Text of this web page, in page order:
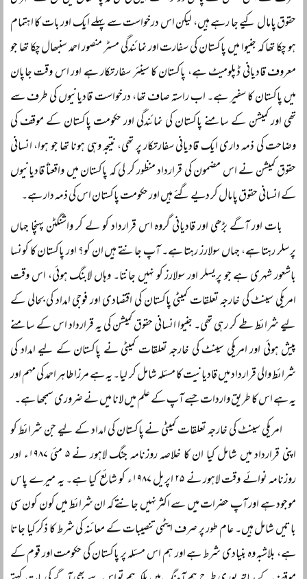
حقوق پامال کیے جا رہے ہیں، لیکن اس درخواست سے پہلے ایک اور بات کا اہتمام
ہو چکا تھا کہ جنیوا میں پاکستان کی سفارت اور نمائندگی مسٹر منصور احمد سنبھال چکا تھا جو
معروف قادیانی ڈپلومیٹ ہے، پاکستان کا سینئر سفارتکار ہے اور اس وقت جاپان
میں پاکستان کا سفیر ہے۔ اب راستہ صاف تھا، درخواست قادیانیوں کی طرف سے
تھی اور کمیشن کے سامنے پاکستان کی نمائندگی اور حکومت پاکستان کے موقف کی
وضاحت کی ذمہ داری ایک قادیانی سفارتکار پر تھی، نتیجہ وہی ہونا تھا جو ہوا، انسانی
حقوق کمیشن نے اس مضمون کی قرارداد منظور کر لی کہ پاکستان میں واقعتاً قادیانیوں
کے انسانی حقوق پامال کر دیے گئے ہیں اور حکومت پاکستان اس کی ذمہ دار ہے۔
بات اور آگے بڑھی اور قادیانی گروہ اس قرارداد کو لے کر واشنگٹن پہنچا جہاں
پرسلر رہتا ہے، جہاں سولارز رہتا ہے۔ آپ جانتے ہیں ان کو؟ اور پاکستان کا کونسا
باشعور شہری ہے جو پریسلر اور سولارز کو نہیں جانتا۔ وہاں لابنگ ہوئی، اس وقت
امریکی سینٹ کی خارجہ تعلقات کمیٹی پاکستان کی اقتصادی اور فوجی امداد کی بحالی کے
لیے شرائط طے کر رہی تھی۔ جنیوا انسانی حقوق کمیشن کی یہ قرارداد اس کے سامنے
پیش ہوئی اور امریکی سینٹ کی خارجہ تعلقات کمیٹی نے پاکستان کے لیے امداد کی
شرائط والی قرارداد میں قادیانیت کا مسئلہ شامل کر لیا۔ یہ ہے مرزا طاہر احمد کی مہم اور
یہ ہے اس کا طریق واردات جسے آپ کے علم میں لانا میں نے ضروری سمجھا ہے۔
امریکی سینٹ کی خارجہ تعلقات کمیٹی نے پاکستان کی امداد کے لیے جن شرائط کو
اپنی قرارداد میں شامل کیا ان کا خلاصہ روزنامہ جنگ لاہور نے ۵ مئی ۱۹۸۷ء اور
روزنامہ نوائے وقت لاہور نے ۲۵ اپریل ۱۹۸۷ء کو شائع کیا ہے۔ یہ میرے پاس
موجود ہے اور آپ حضرات میں سے اکثر نہیں جانتے کہ ان شرائط میں کون کون سی
باتیں شامل ہیں۔ عام طور پر صرف ایٹمی تنصیبات کے معائنہ کی شرط کا ذکر کیا جاتا
ہے، بلاشبہ وہ بنیادی شرط ہے اور ہم اس مسئلہ پر پاکستان کی حکومت اور قوم کے